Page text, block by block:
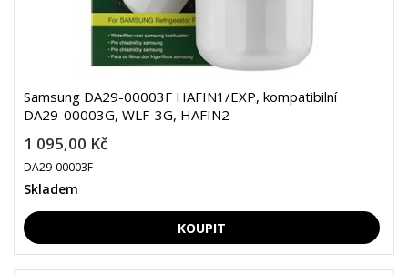
Samsung DA29-00003F HAFIN1/EXP, kompatibilní
DA29-00003G, WLF-3G, HAFIN2
1 095,00 Kč
DA29-00003F
Skladem